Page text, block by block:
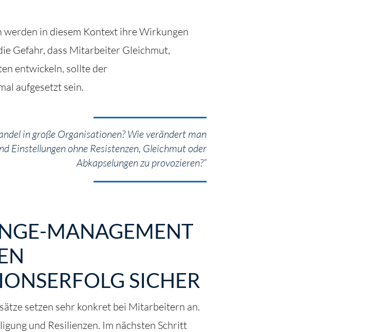
in diesem Kontext ihre Wirkungen
Gefahr, dass Mitarbeiter Gleichmut,
entwickeln, sollte der
aufgesetzt sein.
in große Organisationen? Wie verändert man
Einstellungen ohne Resistenzen, Gleichmut oder
Abkapselungen zu provozieren?“
MANAGEMENT
SICHER
setzen sehr konkret bei Mitarbeitern an.
und Resilienzen. Im nächsten Schritt